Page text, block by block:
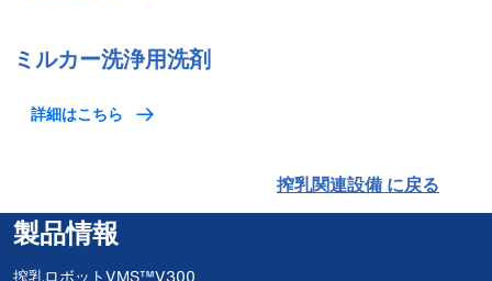
ミルカー洗浄用洗剤
詳細はこちら
搾乳関連設備 に戻る
製品情報
搾乳ロボットVMS™V300